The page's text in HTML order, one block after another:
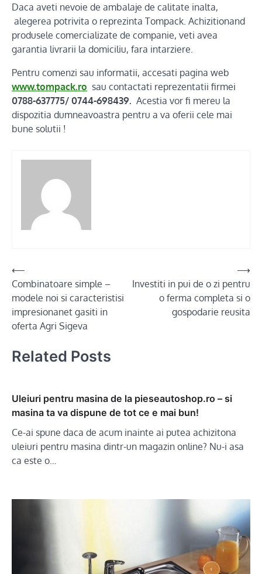
Daca aveti nevoie de ambalaje de calitate inalta,
alegerea potrivita o reprezinta Tompack. Achizitionand
produsele comercializate de companie, veti avea
garantia livrarii la domiciliu, fara intarziere.
Pentru comenzi sau informatii, accesati pagina web
www.tompack.ro sau contactati reprezentatii firmei
0788-637775/ 0744-698439. Acestia vor fi mereu la
dispozitia dumneavoastra pentru a va oferii cele mai
bune solutii !
Post
navigation
⟵
Combinatoare simple –
modele noi si caracteristisi
impresionanet gasiti in
oferta Agri Sigeva
Investiti in pui de o zi pentru
o ferma completa si o
gospodarie reusita
⟶
Related Posts
Uleiuri pentru masina de la pieseautoshop.ro – si
masina ta va dispune de tot ce e mai bun!
Ce-ai spune daca de acum inainte ai putea achizitona
uleiuri pentru masina dintr-un magazin online? Nu-i asa
ca este o…